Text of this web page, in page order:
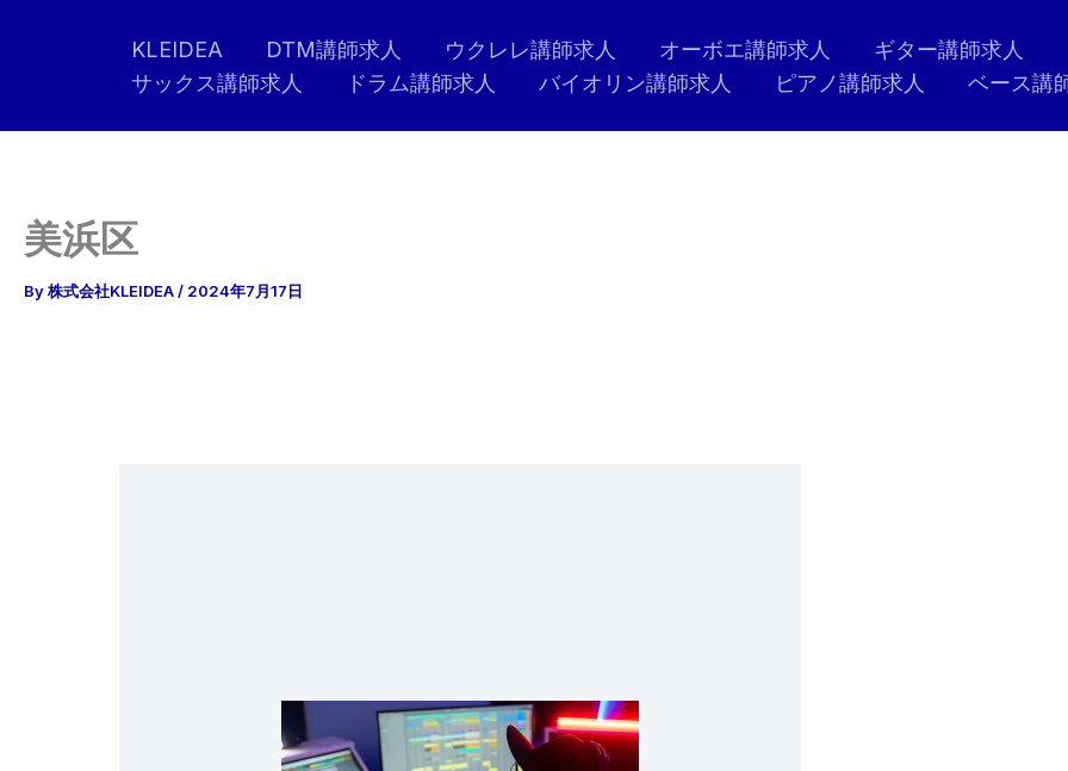
KLEIDEA DTM講師求人 ウクレレ講師求人 オーボエ講師求人 ギター講師求人
サックス講師求人
ドラム講師求人 バイオリン講師求人 ピアノ講師求人 ベース講
美浜区
By株式会社KLEIDEA/ 2024年7月17日